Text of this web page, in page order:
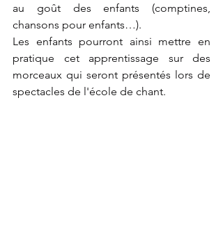
au goût des enfants (comptines,
chansons pour enfants…).
Les enfants pourront ainsi mettre en
pratique cet apprentissage sur des
morceaux qui seront présentés lors de
spectacles de l'école de chant.